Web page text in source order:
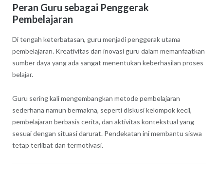
Peran Guru sebagai Penggerak
Pembelajaran
Di tengah keterbatasan, guru menjadi penggerak utama
pembelajaran. Kreativitas dan inovasi guru dalam memanfaatkan
sumber daya yang ada sangat menentukan keberhasilan proses
belajar.
Guru sering kali mengembangkan metode pembelajaran
sederhana namun bermakna, seperti diskusi kelompok kecil,
pembelajaran berbasis cerita, dan aktivitas kontekstual yang
sesuai dengan situasi darurat. Pendekatan ini membantu siswa
tetap terlibat dan termotivasi.